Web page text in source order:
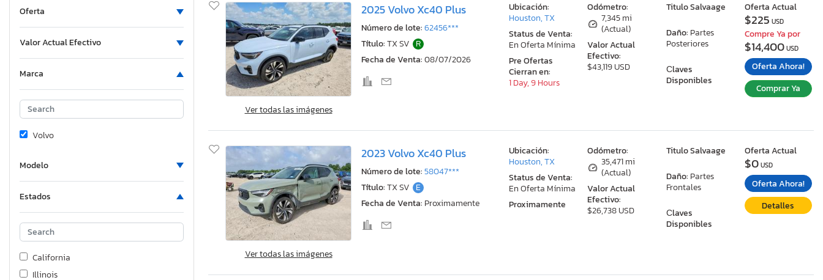
Oferta
Valor Actual Efectivo
Marca
Volvo
Modelo
Estados
California
Illinois
Ver todas las imágenes
2025 Volvo Xc40 Plus
Número de lote:62456***
Título:TX SV R
Fecha de Venta:08/07/2026
Odómetro:
7,345 mi
(Actual)
Valor Actual
Efectivo:
$43,119 USD
Titulo Salvaage
Daño: Partes
Posteriores
Сlaves
Disponibles
Ubicación:
Houston, TX
Status de Venta:
En Oferta Mínima
Pre Ofertas
Cierran en:
1 Day, 9 Hours
Oferta Actual
$225 USD
Compre Ya por
$14,400USD
Oferta Ahora!
Comprar Ya
Ver todas las imágenes
2023 Volvo Xc40 Plus
Número de lote:58047***
Título:TX SV E
Fecha de Venta: Proximamente
Odómetro:
35,471 mi
(Actual)
Valor Actual
Efectivo:
$26,738 USD
Titulo Salvaage
Daño: Partes
Frontales
Сlaves
Disponibles
Ubicación:
Houston, TX
Status de Venta:
En Oferta Mínima
Proximamente
Oferta Actual
$0USD
Oferta Ahora!
Detalles